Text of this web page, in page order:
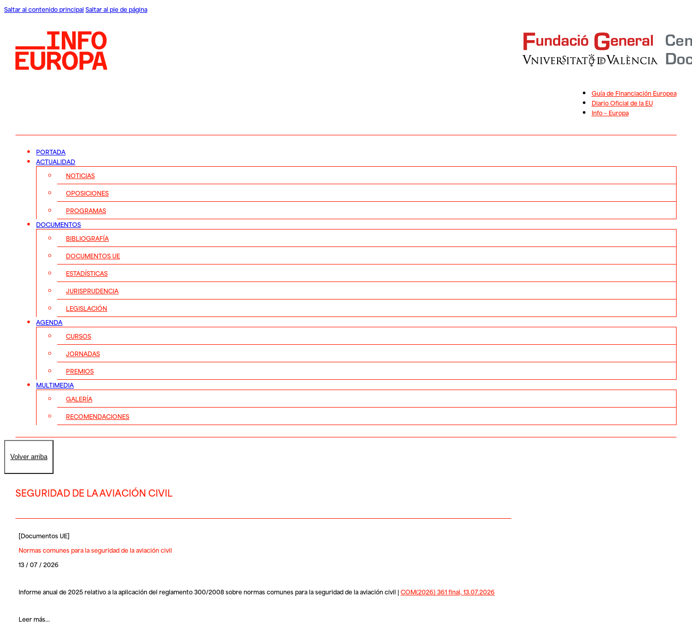
Saltar al contenido principal Saltar al pie de página
Guía de Financiación Europea
Diario Oficial de la EU
Info – Europa
PORTADA
ACTUALIDAD
NOTICIAS
OPOSICIONES
PROGRAMAS
DOCUMENTOS
BIBLIOGRAFÍA
DOCUMENTOS UE
ESTADÍSTICAS
JURISPRUDENCIA
LEGISLACIÓN
AGENDA
CURSOS
JORNADAS
PREMIOS
MULTIMEDIA
GALERÍA
RECOMENDACIONES
Volver arriba
SEGURIDAD DE LA AVIACIÓN CIVIL
[Documentos UE]
Normas comunes para la seguridad de la aviación civil
13 / 07 / 2026
Informe anual de 2025 relativo a la aplicación del reglamento 300/2008 sobre normas comunes para la seguridad de la aviación civil | COM(2026) 361 final, 13.07.2026
Leer más...